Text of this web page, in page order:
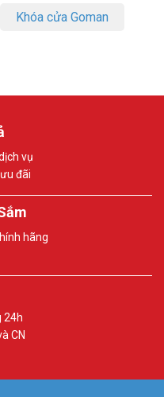
Khóa cửa Goman
vụ
đãi
hãng
24h
CN